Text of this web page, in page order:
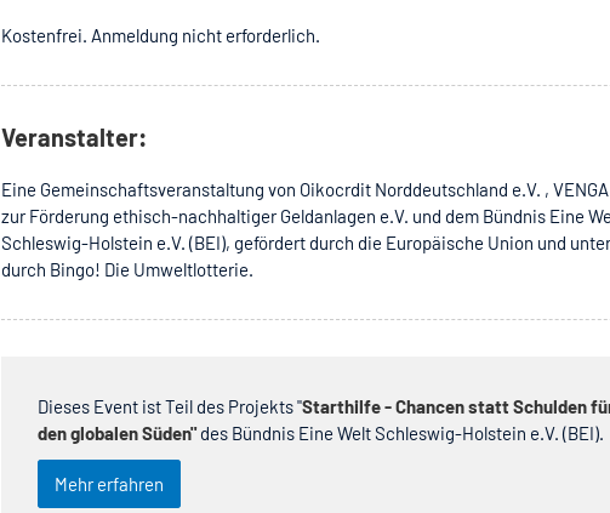
Kostenfrei. Anmeldung nicht erforderlich.
Veranstalter:
Eine Gemeinschaftsveranstaltung von Oikocrdit Norddeutschland e.V. ,
zur Förderung ethisch-nachhaltiger Geldanlagen e.V. und dem Bündnis Eine
Schleswig-Holstein e.V. (BEI), gefördert durch die Europäische Union und
durch Bingo! Die Umweltlotterie.
Dieses Event ist Teil des Projekts "Starthilfe - Chancen statt Schulden
den globalen Süden"des Bündnis Eine Welt Schleswig-Holstein e.V. (BEI).
Mehr erfahren